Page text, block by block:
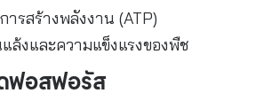
ารสร้างพลังงาน (ATP)
ล้งและความแข็งแรงของพืช
ฟอสฟอรัส